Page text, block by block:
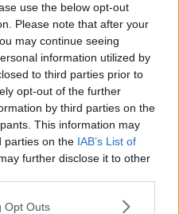
use the below opt-out
Please note that after your
may continue seeing
information utilized by
to third parties prior to
opt-out of the further
by third parties on the
This information may
parties on the IAB’s List of
further disclose it to other
Opt Outs
la posizione della Provincia
provinciale
civile con Avis
Fs, Rfi deve risarcire
firmato l'accordo
salvavita